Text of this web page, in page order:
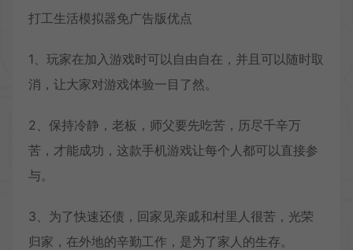
打工生活模拟器免广告版优点
1、玩家在加入游戏时可以自由自在，并且可以随时取
消，让大家对游戏体验一目了然。
2、保持冷静，老板，师父要先吃苦，历尽千辛万
苦，才能成功，这款手机游戏让每个人都可以直接参
与。
3、为了快速还债，回家见亲戚和村里人很苦，光荣
归家，在外地的辛勤工作，是为了家人的生存。